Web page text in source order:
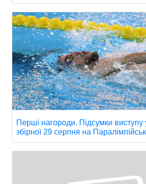
Перші нагороди. Підсумки виступу
збірної 29 серпня на